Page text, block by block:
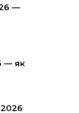
— як